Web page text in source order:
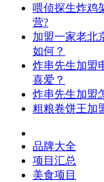
喂侦探生炸鸡
营?
加盟一家老北
如何？
炸串先生加盟
喜爱？
炸串先生加盟
粗粮卷饼王加
品牌大全
项目汇总
美食项目